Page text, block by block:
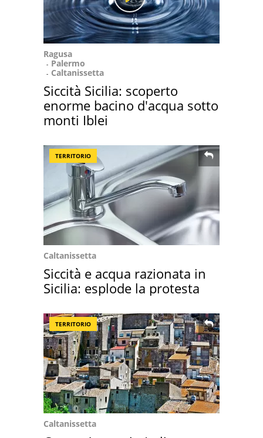
Ragusa
Palermo
Caltanissetta
Siccità Sicilia: scoperto
enorme bacino d'acqua sotto
monti Iblei
TERRITORIO
Caltanissetta
Siccità e acqua razionata in
Sicilia: esplode la protesta
TERRITORIO
Caltanissetta